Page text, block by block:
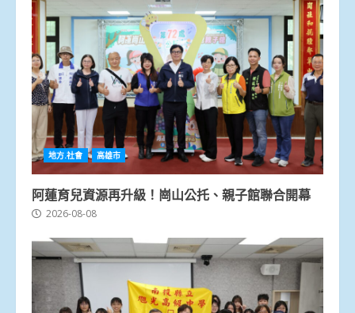
地方.社會 高雄市
阿蓮育兒資源再升級！崗山公托、親子館聯合開幕
2026-08-08